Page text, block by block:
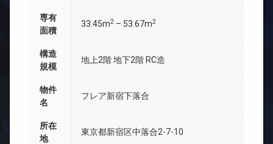
専有
面積
33.45m2 – 53.67m2
構造
規模
地上2階 地下2階 RC造
物件
名
フレア新宿下落合
所在
地
東京都新宿区中落合2-7-10